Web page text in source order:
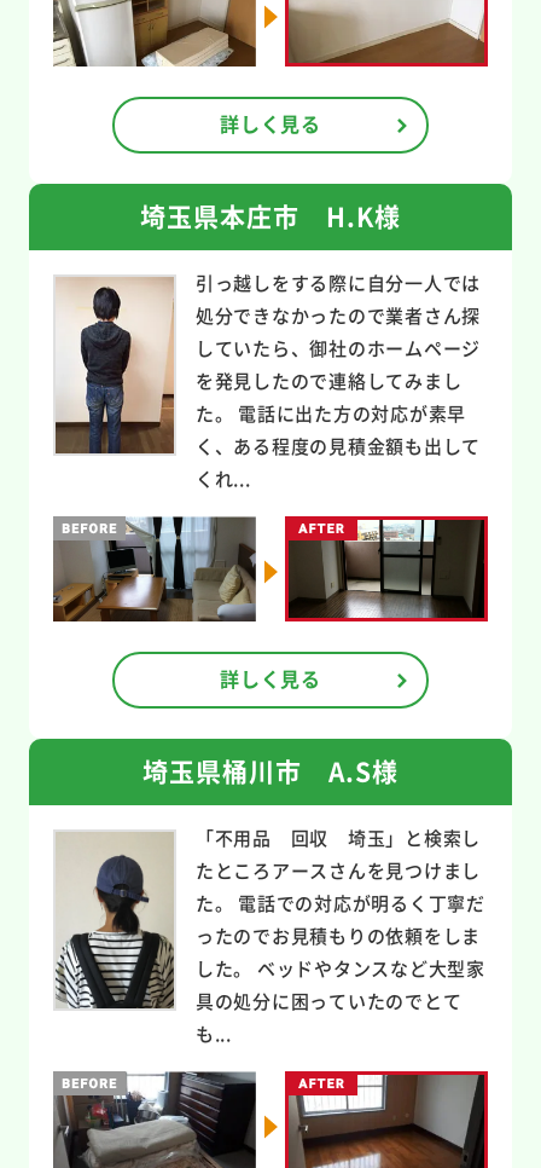
詳しく見る
埼玉県本庄市 H.K様
引っ越しをする際に自分一人では
処分できなかったので業者さん探
していたら、御社のホームページ
を発見したので連絡してみまし
た。 電話に出た方の対応が素早
く、ある程度の見積金額も出して
くれ...
詳しく見る
埼玉県桶川市 A.S様
「不用品 回収 埼玉」と検索し
たところアースさんを見つけまし
た。 電話での対応が明るく丁寧だ
ったのでお見積もりの依頼をしま
した。 ベッドやタンスなど大型家
具の処分に困っていたのでとて
も...